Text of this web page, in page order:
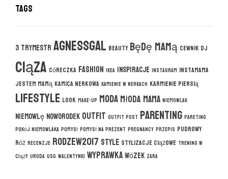
Tags
3 trymestragnessgal beauty będę mamą cewnik DJ
ciąza córeczka fashion ikea inspiracje instagram instamama
jestem mamą kamica nerkowa kamienie w nerkach karmienie piersią
lifestyle look make-up modamłoda mama niemowlak
niemowlęnoworodekoutfit outfit post parenting pareting
pokój niemowlaka pomysł pomysł na prezent pregnancy przepis pudrowy
róż recenzje rodzew2017 style stylizacje ciążowe trening w
ciąży uroda usg walentynki wyprawkawózek zara